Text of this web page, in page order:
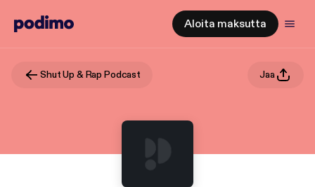
Aloita maksutta
Shut Up & Rap Podcast Jaa